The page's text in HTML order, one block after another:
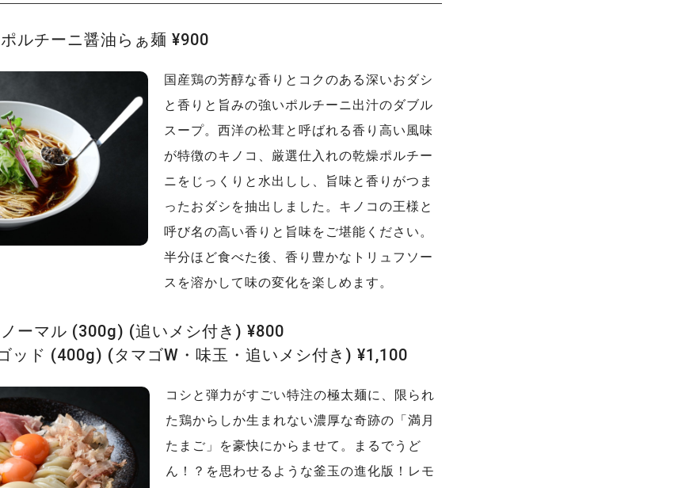
ルチーニ醤油らぁ麺 ¥900
国産鶏の芳醇な香りとコクのある深いおダシ
と香りと旨みの強いポルチーニ出汁のダブル
スープ。西洋の松茸と呼ばれる香り高い風味
が特徴のキノコ、厳選仕入れの乾燥ポルチー
ニをじっくりと水出しし、旨味と香りがつま
ったおダシを抽出しました。キノコの王様と
呼び名の高い香りと旨味をご堪能ください。
半分ほど食べた後、香り豊かなトリュフソー
スを溶かして味の変化を楽しめます。
ーマル (300g) (追いメシ付き) ¥800
ッド (400g) (タマゴW・味玉・追いメシ付き) ¥1,100
コシと弾力がすごい特注の極太麺に、限られ
た鶏からしか生まれない濃厚な奇跡の「満月
たまご」を豪快にからませて。まるでうど
ん！？を思わせるような釜玉の進化版！レモ